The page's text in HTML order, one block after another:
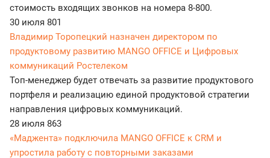
стоимость входящих звонков на номера 8-800.
30 июля 801
Владимир Торопецкий назначен директором по
продуктовому развитию MANGO OFFICE и Цифровых
коммуникаций Ростелеком
Топ-менеджер будет отвечать за развитие продуктового
портфеля и реализацию единой продуктовой стратегии
направления цифровых коммуникаций.
28 июля 863
«Маджента» подключила MANGO OFFICE к CRM и
упростила работу с повторными заказами